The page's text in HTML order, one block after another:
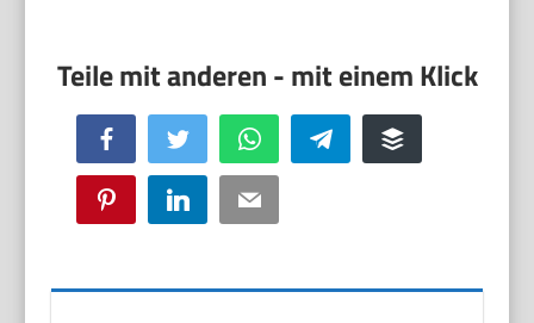
Facebook Twitter WhatsApp Telegram Buffer
Pinterest LinkedIn Email